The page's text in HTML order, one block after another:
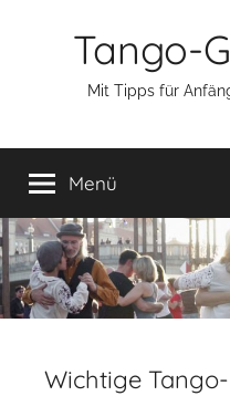
Tango-
Mit Tipps für
Menü
Wichtige